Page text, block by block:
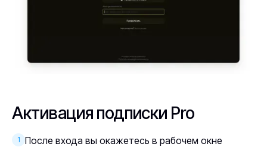
Активация подписки Pro
1 После входа вы окажетесь в рабочем окне